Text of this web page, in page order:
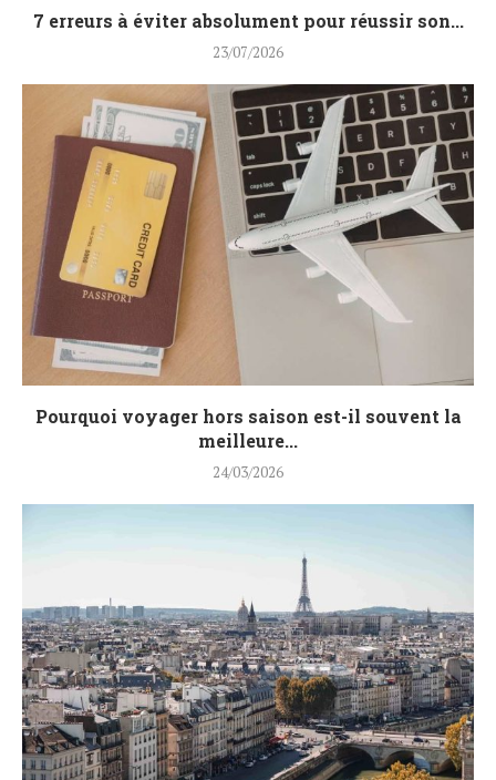
7 erreurs à éviter absolument pour réussir son...
23/07/2026
Pourquoi voyager hors saison est-il souvent la
meilleure...
24/03/2026